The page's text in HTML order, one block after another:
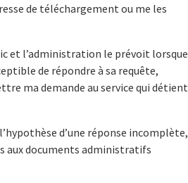
de téléchargement ou me les
et l’administration le prévoit lorsque
de répondre à sa requête,
ma demande au service qui détient
d’une réponse incomplète,
aux documents administratifs